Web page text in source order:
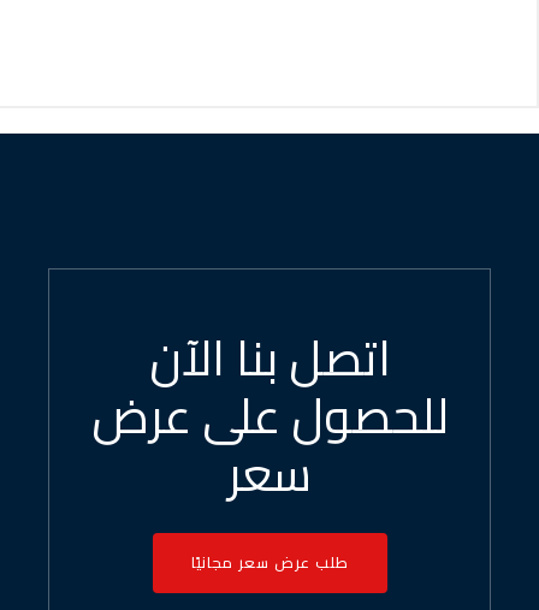
اتصل بنا الآن
للحصول على عرض
سعر
طلب عرض سعر مجانيًا